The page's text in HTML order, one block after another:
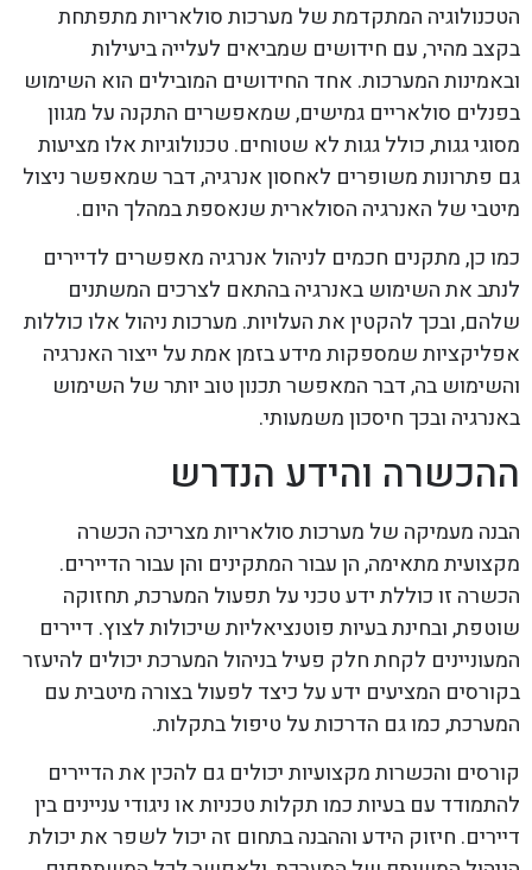
הטכנולוגיה המתקדמת של מערכות סולאריות מתפתחת
בקצב מהיר, עם חידושים שמביאים לעלייה ביעילות
ובאמינות המערכות. אחד החידושים המובילים הוא השימוש
בפנלים סולאריים גמישים, שמאפשרים התקנה על מגוון
מסוגי גגות, כולל גגות לא שטוחים. טכנולוגיות אלו מציעות
גם פתרונות משופרים לאחסון אנרגיה, דבר שמאפשר ניצול
מיטבי של האנרגיה הסולארית שנאספת במהלך היום.
כמו כן, מתקנים חכמים לניהול אנרגיה מאפשרים לדיירים
לנתב את השימוש באנרגיה בהתאם לצרכים המשתנים
שלהם, ובכך להקטין את העלויות. מערכות ניהול אלו כוללות
אפליקציות שמספקות מידע בזמן אמת על ייצור האנרגיה
והשימוש בה, דבר המאפשר תכנון טוב יותר של השימוש
באנרגיה ובכך חיסכון משמעותי.
ההכשרה והידע הנדרש
הבנה מעמיקה של מערכות סולאריות מצריכה הכשרה
מקצועית מתאימה, הן עבור המתקינים והן עבור הדיירים.
הכשרה זו כוללת ידע טכני על תפעול המערכת, תחזוקה
שוטפת, ובחינת בעיות פוטנציאליות שיכולות לצוץ. דיירים
המעוניינים לקחת חלק פעיל בניהול המערכת יכולים להיעזר
בקורסים המציעים ידע על כיצד לפעול בצורה מיטבית עם
המערכת, כמו גם הדרכות על טיפול בתקלות.
קורסים והכשרות מקצועיות יכולים גם להכין את הדיירים
להתמודד עם בעיות כמו תקלות טכניות או ניגודי עניינים בין
דיירים. חיזוק הידע וההבנה בתחום זה יכול לשפר את יכולת